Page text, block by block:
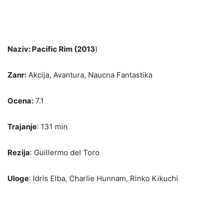
Naziv: Pacific Rim (2013)
Zanr: Akcija, Avantura, Naucna Fantastika
Ocena: 7.1
Trajanje: 131 min
Rezija: Guillermo del Toro
Uloge: Idris Elba, Charlie Hunnam, Rinko Kikuchi